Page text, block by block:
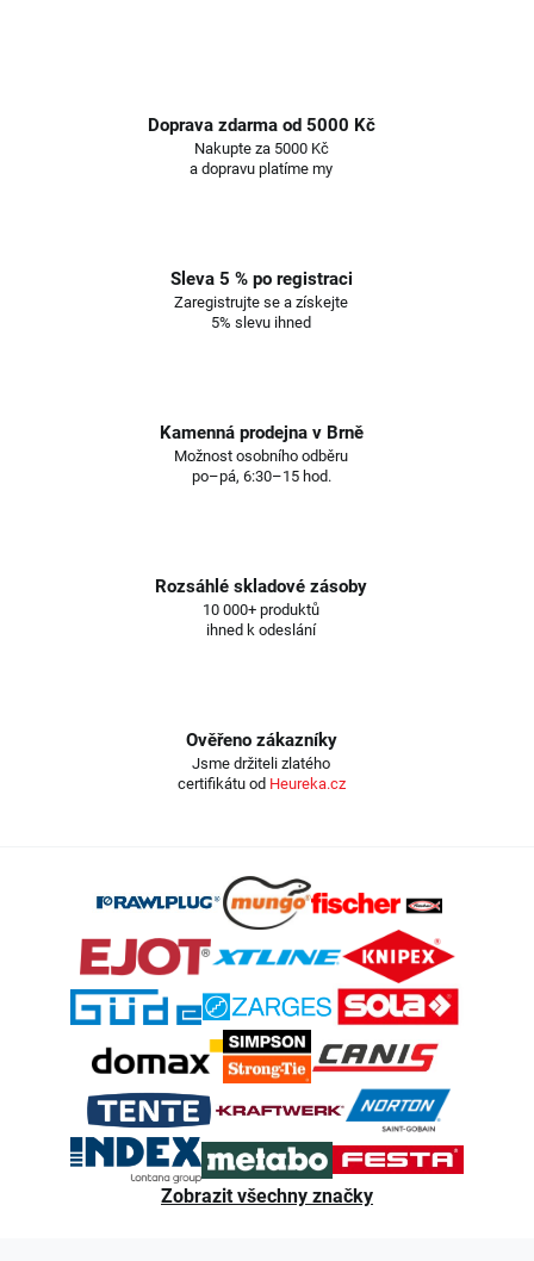
Doprava zdarma od 5000 Kč
Nakupte za 5000 Kč
a dopravu platíme my
Sleva 5 % po registraci
Zaregistrujte se a získejte
5% slevu ihned
Kamenná prodejna v Brně
Možnost osobního odběru
po–pá, 6:30–15 hod.
Rozsáhlé skladové zásoby
10 000+ produktů
ihned k odeslání
Ověřeno zákazníky
Jsme držiteli zlatého
certifikátu od Heureka.cz
Zobrazit všechny značky